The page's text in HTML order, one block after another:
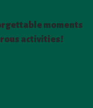
moments
activities!